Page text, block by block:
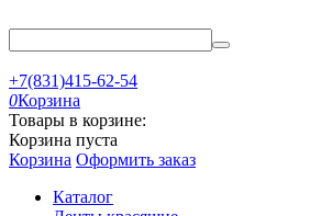
+7(831)415-62-54
0Корзина
Товары в корзине:
Корзина пуста
Корзина Оформить заказ
Каталог